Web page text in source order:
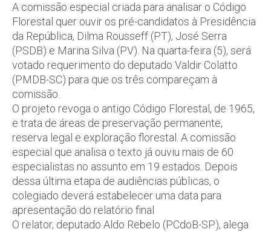
A comissão especial criada para analisar o Código
Florestal quer ouvir os pré-candidatos à Presidência
da República, Dilma Rousseff (PT), José Serra
(PSDB) e Marina Silva (PV). Na quarta-feira (5), será
votado requerimento do deputado Valdir Colatto
(PMDB-SC) para que os três compareçam à
comissão.
O projeto revoga o antigo Código Florestal, de 1965,
e trata de áreas de preservação permanente,
reserva legal e exploração florestal. A comissão
especial que analisa o texto já ouviu mais de 60
especialistas no assunto em 19 estados. Depois
dessa última etapa de audiências públicas, o
colegiado deverá estabelecer uma data para
apresentação do relatório final
O relator, deputado Aldo Rebelo (PCdoB-SP), alega